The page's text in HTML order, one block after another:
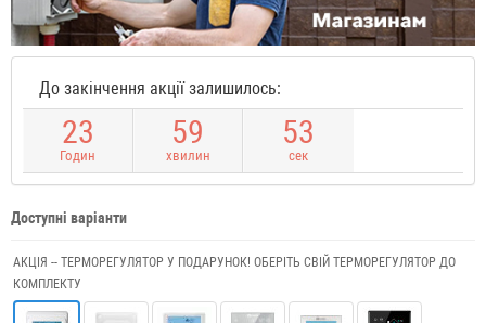
До закінчення акції залишилось:
23
Годин
59
хвилин
53
сек
Доступні варіанти
АКЦІЯ -- ТЕРМОРЕГУЛЯТОР У ПОДАРУНОК! ОБЕРІТЬ СВІЙ ТЕРМОРЕГУЛЯТОР ДО
КОМПЛЕКТУ